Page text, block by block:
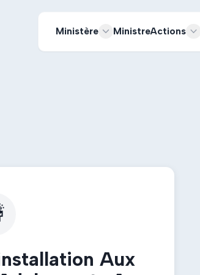
Ministère MinistreActions
Aux